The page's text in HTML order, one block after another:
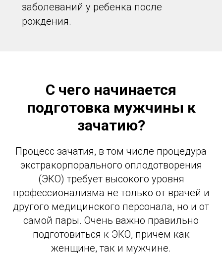
заболеваний у ребенка после
рождения.
С чего начинается
подготовка мужчины к
зачатию?
Процесс зачатия, в том числе процедура
экстракорпорального оплодотворения
(ЭКО) требует высокого уровня
профессионализма не только от врачей и
другого медицинского персонала, но и от
самой пары. Очень важно правильно
подготовиться к ЭКО, причем как
женщине, так и мужчине.